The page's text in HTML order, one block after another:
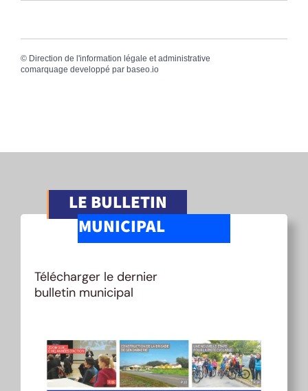
© Direction de l'information légale et administrative
comarquage developpé par baseo.io
LE BULLETIN
MUNICIPAL
Télécharger le dernier
bulletin municipal